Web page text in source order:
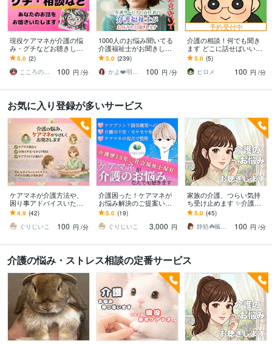
現役ケアマネが介護の悩
み・グチなどお聴きしま
す 介護で疲れたあなたの
気持ちを１分から話して
楽になりませんか？
5.0 (2)
こころの結び処 幸子
100 円 /分
1000人のお悩み聞いてる
介護福祉士がお聞きしま
す 介護/誰に相談したらい
いの？その疑問や不安、
私が解消します
5.0 (239)
かよ❤️明日が少し楽しみになる場所
100 円 /分
予約受付中
介護の相談！何でも聞き
ます どこに話せばいい？
とりあえず聞いて欲し
い！お気軽にどうぞ！
5.0 (5)
ヒロメ
100 円 /分
お気に入り登録が多いサービス
ケアマネが介護方法や、
困り事アドバイスいたし
ます ちょっと教えて！介
護のお悩みや疑問、お話
ししましょう⭐︎
4.9 (42)
ぐりじいこ
100 円 /分
介護困った！ケアマネが
お悩み解決のご提案いた
します 元ケアマネです。
在宅介護の困りごと、ご
相談を文字にて承ります
5.0 (19)
ぐりじいこ
3,000 円
家族の介護、つらい気持
ち受け止めます ✨介護疲
れ/不安/お悩み/介護福祉士
が親身にお聴きします！
5.0 (45)
静処☘️楓の家
100 円 /分
介護の悩み・ストレス相談の定番サービス